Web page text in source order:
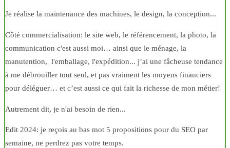
Je réalise la maintenance des machines, le design, la conception...
Côté commercialisation: le site web, le référencement, la photo, la
communication c'est aussi moi… ainsi que le ménage, la
manutention, l'emballage, l'expédition... j’ai une fâcheuse tendance
à me débrouiller tout seul, et pas vraiment les moyens financiers
pour déléguer… et c’est aussi ce qui fait la richesse de mon métier!
Autrement dit, je n'ai besoin de rien...
Edit 2024: je reçois au bas mot 5 propositions pour du SEO par
semaine, ne perdrez pas votre temps.